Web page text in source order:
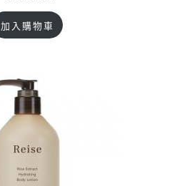
/ 5，已有
位顧客進
加入購物車